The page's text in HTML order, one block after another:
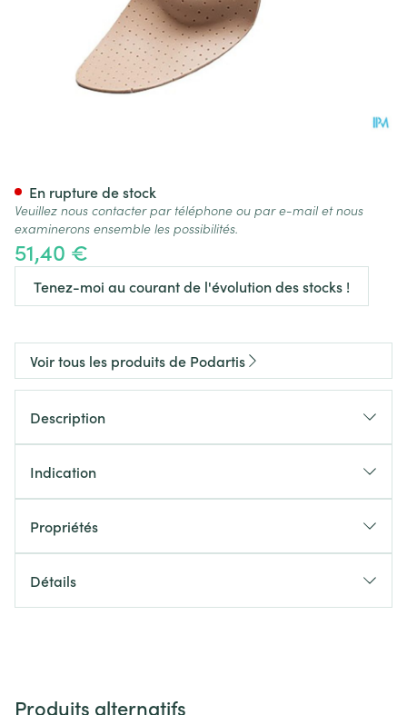
51,40 €
Tenez-moi au courant de l'évolution des stocks !
En rupture de stock
Veuillez nous contacter par téléphone ou par e-mail et nous
examinerons ensemble les possibilités.
Voir tous les produits de Podartis
Description
Indication
Propriétés
Détails
Produits alternatifs